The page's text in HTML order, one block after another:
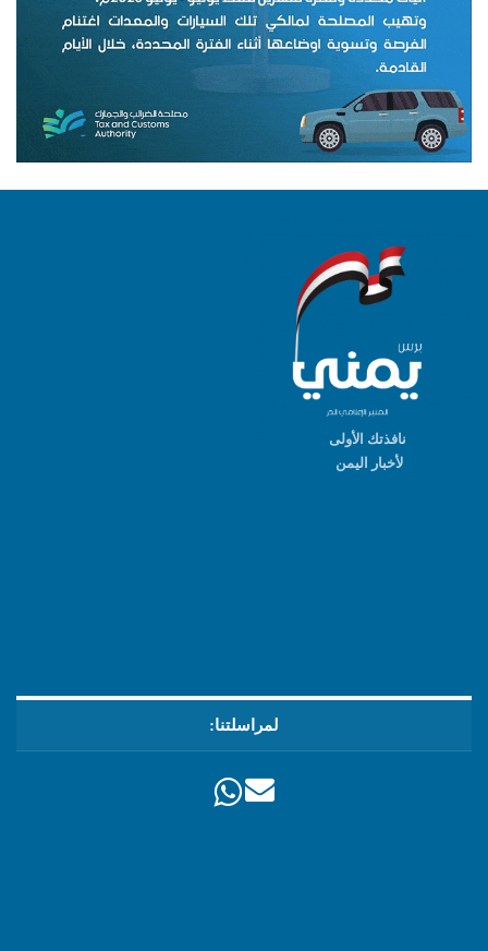
نافذتك الأولى
لأخبار اليمن
لمراسلتنا: